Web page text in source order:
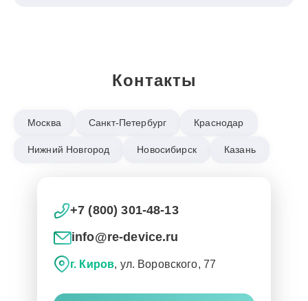
Контакты
Москва Санкт-Петербург Краснодар
Нижний Новгород Новосибирск Казань
+7 (800) 301-48-13
info@re-device.ru
г. Киров, ул. Воровского, 77